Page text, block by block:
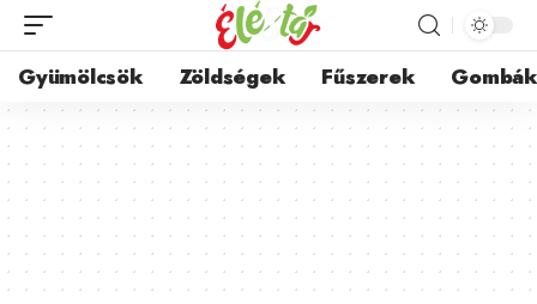
Gyümölcsök Zöldségek Fűszerek Gombák